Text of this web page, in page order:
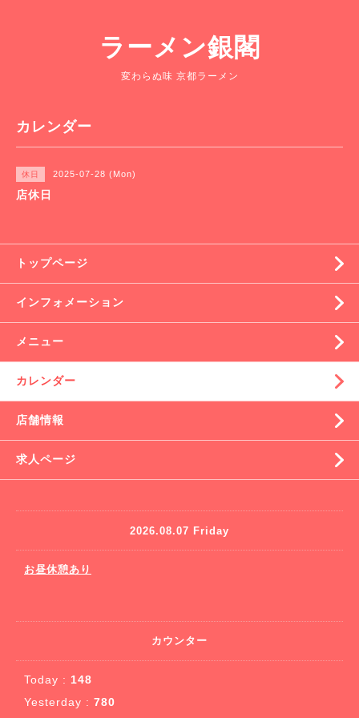
ラーメン銀閣
変わらぬ味 京都ラーメン
カレンダー
休日 2025-07-28 (Mon)
店休日
トップページ
インフォメーション
メニュー
カレンダー
店舗情報
求人ページ
2026.08.07 Friday
お昼休憩あり
カウンター
Today : 148
Yesterday : 780